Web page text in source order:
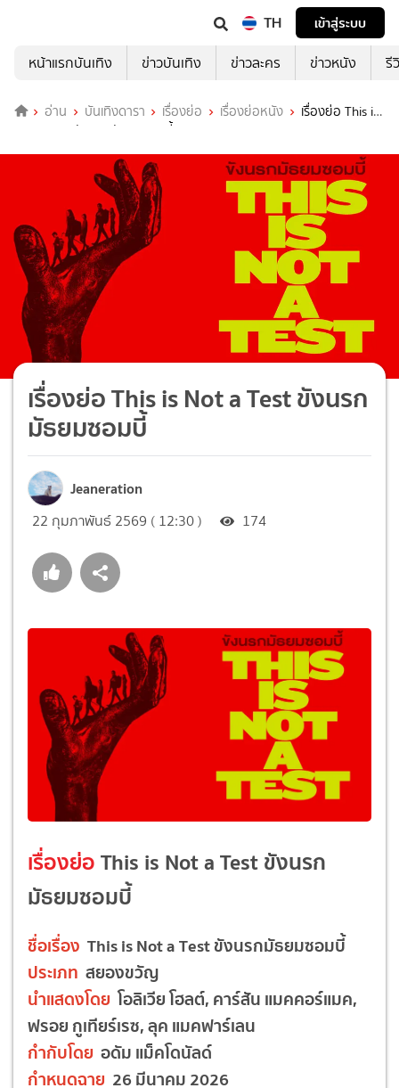
TH
เข้าสู่ระบบ
หน้าแรกบันเทิง
ข่าวบันเทิง ข่าวละคร ข่าวหนัง รี
อ่าน บันเทิงดารา เรื่องย่อ เรื่องย่อหนัง
เรื่องย่อ This is
Not a Test ขังนรกมัธยมซอมบี้
เรื่องย่อ This is Not a Test ขังนรก
มัธยมซอมบี้
Jeaneration
22 กุมภาพันธ์ 2569 ( 12:30 ) 174
เรื่องย่อThis is Not a Test ขังนรก
มัธยมซอมบี้
ชื่อเรื่อง This is Not a Test ขังนรกมัธยมซอมบี้
ประเภท สยองขวัญ
นำแสดงโดย โอลิเวีย โฮลต์, คาร์สัน แมคคอร์แมค,
ฟรอย กูเทียร์เรซ, ลุค แมคฟาร์เลน
กำกับโดย อดัม แม็คโดนัลด์
กำหนดฉาย 26 มีนาคม 2026